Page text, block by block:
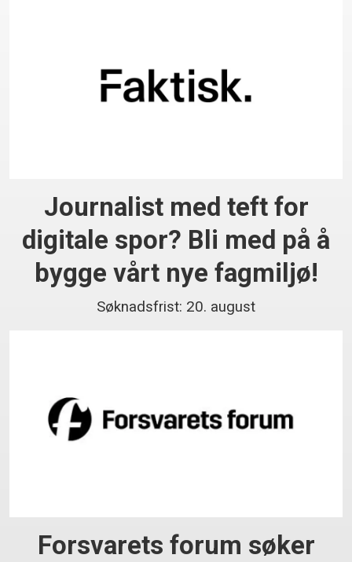
Journalist med teft for
digitale spor? Bli med på å
bygge vårt nye fagmiljø!
Søknadsfrist: 20. august
Forsvarets forum søker